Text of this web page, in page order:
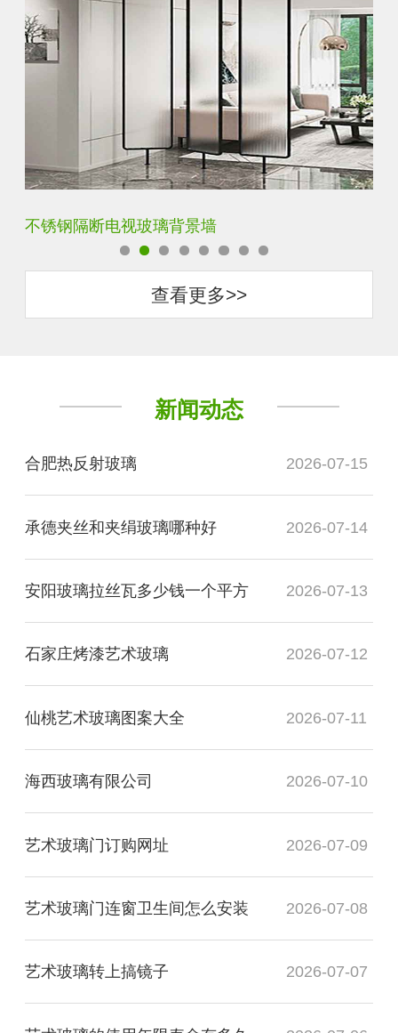
钢化背景墙平面烤漆玻璃
查看更多>>
新闻动态
合肥热反射玻璃 2026-07-15
承德夹丝和夹绢玻璃哪种好 2026-07-14
安阳玻璃拉丝瓦多少钱一个平方 2026-07-13
石家庄烤漆艺术玻璃 2026-07-12
仙桃艺术玻璃图案大全 2026-07-11
海西玻璃有限公司 2026-07-10
艺术玻璃门订购网址 2026-07-09
艺术玻璃门连窗卫生间怎么安装 2026-07-08
艺术玻璃转上搞镜子 2026-07-07